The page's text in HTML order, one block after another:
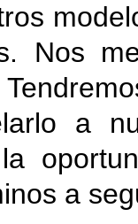
Nos
a
a